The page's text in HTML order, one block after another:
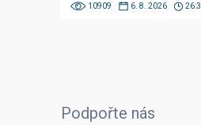
10909 6. 8. 2026
Podpořte nás